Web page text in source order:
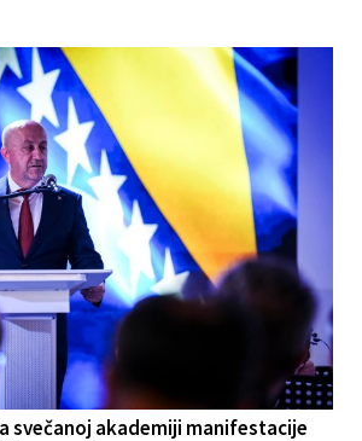
svečanoj akademiji manifestacije